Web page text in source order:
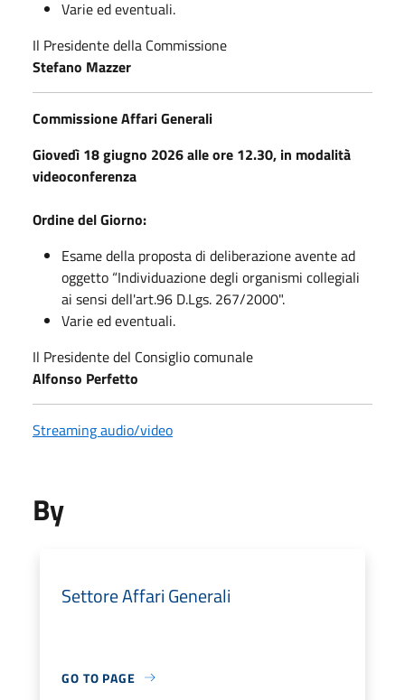
Varie ed eventuali.
Il Presidente della Commissione
Stefano Mazzer
Commissione Affari Generali
Giovedì 18 giugno 2026 alleore 12.30, in modalità
videoconferenza
Ordine del Giorno:
Esame della proposta di deliberazione avente ad
oggetto “Individuazione degli organismi collegiali
ai sensi dell'art.96 D.Lgs. 267/2000".
Varie ed eventuali.
Il Presidente del Consiglio comunale
Alfonso Perfetto
Streaming audio/video
By
Settore Affari Generali
GO TO PAGE